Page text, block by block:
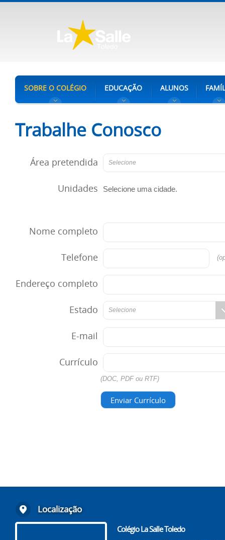
SOBRE O COLÉGIO EDUCAÇÃO ALUNOS
Trabalhe Conosco
Área pretendida Selecione
Unidades Selecione uma cidade.
Nome completo
Telefone
Endereço completo
Estado Selecione
E-mail
Currículo
(DOC, PDF ou RTF)
Localização
Colégio La Salle Toledo